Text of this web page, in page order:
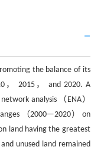
the balance of its
， 2015， and 2020. A
analysis （ENA）
（2000—2020） on
land having the greatest
unused land remained